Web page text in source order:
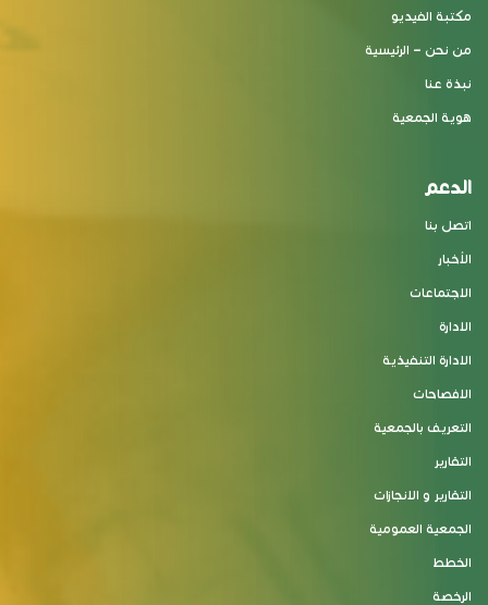
مكتبة الفيديو
من نحن – الرئيسية
نبذة عنا
هوية الجمعية
الدعم
اتصل بنا
الأخبار
الاجتماعات
الادارة
الادارة التنفيذية
الافصاحات
التعريف بالجمعية
التقارير
التقارير و الانجازات
الجمعية العمومية
الخطط
الرخصة